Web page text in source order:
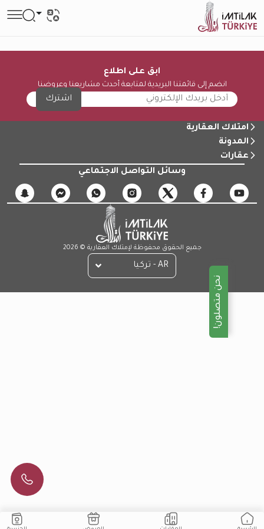
ابق على اطلاع
انضم إلى قائمتنا البريدية لمتابعة أحدث مشاريعنا وعروضنا
اشترك
امتلاك العقارية
المدونة
عقارات
وسائل التواصل الاجتماعي
جميع الحقوق محفوظة لإمتلاك العقارية © 2026
AR - تركيا
نحن متصلون!